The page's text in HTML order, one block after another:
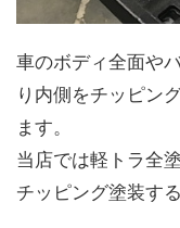
車のボディ全面や
り内側をチッピン
ます。
当店では軽トラ全
チッピング塗装す